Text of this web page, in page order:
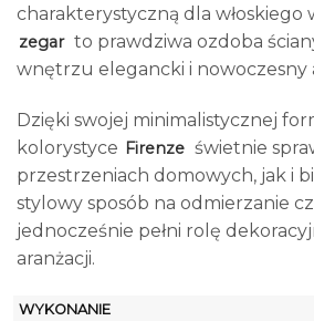
charakterystyczną dla włoskiego
zegar to prawdziwa ozdoba
wnętrzu elegancki i nowoczesny
Dzięki swojej minimalistycznej
kolorystyce Firenze świetnie
przestrzeniach domowych, jak i
stylowy sposób na odmierzanie
jednocześnie pełni rolę
aranżacji.
WYKONANIE